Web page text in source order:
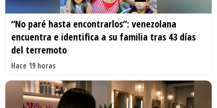
“No paré hasta encontrarlos”: venezolana
encuentra e identifica a su familia tras 43 días
del terremoto
Hace 19 horas